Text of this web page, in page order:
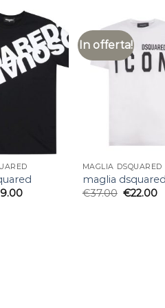
In offerta!
MAGLIA DSQUARED
maglia dsquared
€37.00 €22.00